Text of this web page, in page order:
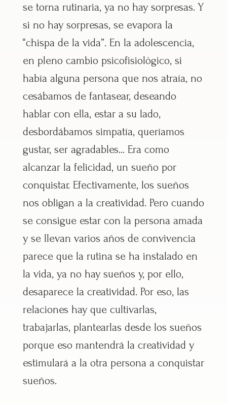
se torna rutinaria, ya no hay sorpresas. Y
si no hay sorpresas, se evapora la
“chispa de la vida”. En la adolescencia,
en pleno cambio psicofisiológico, si
había alguna persona que nos atraía, no
cesábamos de fantasear, deseando
hablar con ella, estar a su lado,
desbordábamos simpatía, queríamos
gustar, ser agradables… Era como
alcanzar la felicidad, un sueño por
conquistar. Efectivamente, los sueños
nos obligan a la creatividad. Pero cuando
se consigue estar con la persona amada
y se llevan varios años de convivencia
parece que la rutina se ha instalado en
la vida, ya no hay sueños y, por ello,
desaparece la creatividad. Por eso, las
relaciones hay que cultivarlas,
trabajarlas, plantearlas desde los sueños
porque eso mantendrá la creatividad y
estimulará a la otra persona a conquistar
sueños.